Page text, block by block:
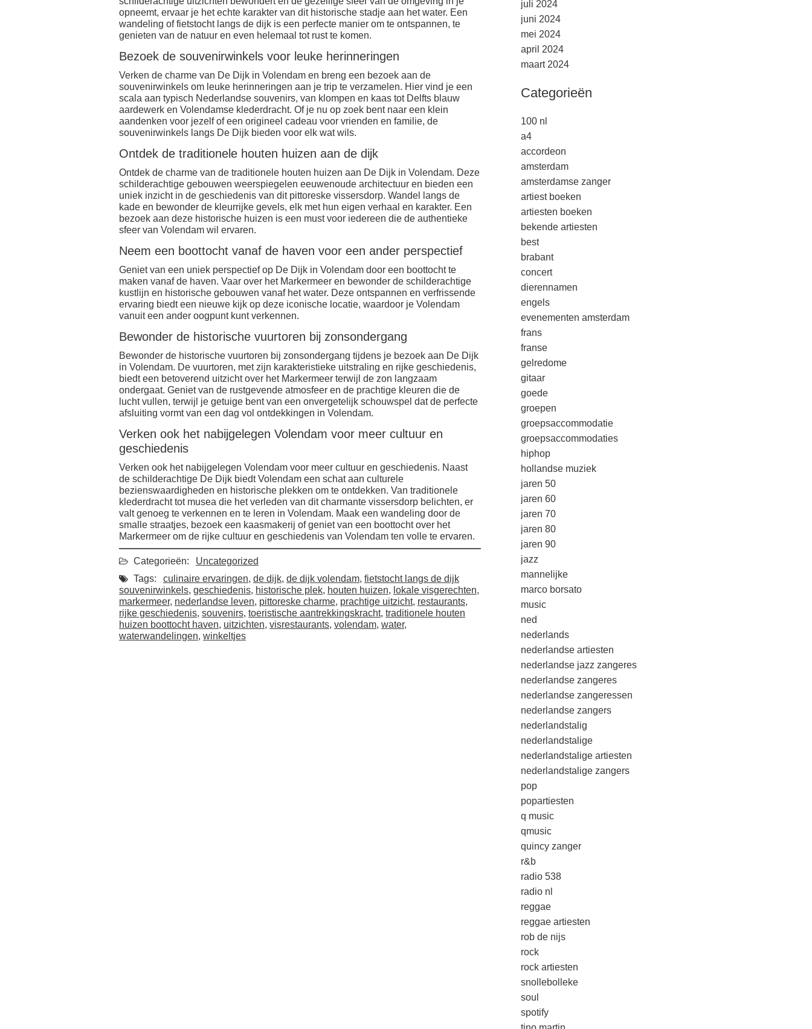
opneemt, ervaar je het echte karakter van dit historische stadje aan het water. Een
wandeling of fietstocht langs de dijk is een perfecte manier om te ontspannen, te
genieten van de natuur en even helemaal tot rust te komen.
Bezoek de souvenirwinkels voor leuke herinneringen
Verken de charme van De Dijk in Volendam en breng een bezoek aan de
souvenirwinkels om leuke herinneringen aan je trip te verzamelen. Hier vind je een
scala aan typisch Nederlandse souvenirs, van klompen en kaas tot Delfts blauw
aardewerk en Volendamse klederdracht. Of je nu op zoek bent naar een klein
aandenken voor jezelf of een origineel cadeau voor vrienden en familie, de
souvenirwinkels langs De Dijk bieden voor elk wat wils.
Ontdek de traditionele houten huizen aan de dijk
Ontdek de charme van de traditionele houten huizen aan De Dijk in Volendam. Deze
schilderachtige gebouwen weerspiegelen eeuwenoude architectuur en bieden een
uniek inzicht in de geschiedenis van dit pittoreske vissersdorp. Wandel langs de
kade en bewonder de kleurrijke gevels, elk met hun eigen verhaal en karakter. Een
bezoek aan deze historische huizen is een must voor iedereen die de authentieke
sfeer van Volendam wil ervaren.
Neem een boottocht vanaf de haven voor een ander perspectief
Geniet van een uniek perspectief op De Dijk in Volendam door een boottocht te
maken vanaf de haven. Vaar over het Markermeer en bewonder de schilderachtige
kustlijn en historische gebouwen vanaf het water. Deze ontspannen en verfrissende
ervaring biedt een nieuwe kijk op deze iconische locatie, waardoor je Volendam
vanuit een ander oogpunt kunt verkennen.
Bewonder de historische vuurtoren bij zonsondergang
Bewonder de historische vuurtoren bij zonsondergang tijdens je bezoek aan De Dijk
in Volendam. De vuurtoren, met zijn karakteristieke uitstraling en rijke geschiedenis,
biedt een betoverend uitzicht over het Markermeer terwijl de zon langzaam
ondergaat. Geniet van de rustgevende atmosfeer en de prachtige kleuren die de
lucht vullen, terwijl je getuige bent van een onvergetelijk schouwspel dat de perfecte
afsluiting vormt van een dag vol ontdekkingen in Volendam.
Verken ook het nabijgelegen Volendam voor meer cultuur en
geschiedenis
Verken ook het nabijgelegen Volendam voor meer cultuur en geschiedenis. Naast
de schilderachtige De Dijk biedt Volendam een schat aan culturele
bezienswaardigheden en historische plekken om te ontdekken. Van traditionele
klederdracht tot musea die het verleden van dit charmante vissersdorp belichten, er
valt genoeg te verkennen en te leren in Volendam. Maak een wandeling door de
smalle straatjes, bezoek een kaasmakerij of geniet van een boottocht over het
Markermeer om de rijke cultuur en geschiedenis van Volendam ten volle te ervaren.
Categorieën:
Uncategorized
Tags:
culinaire ervaringen, de dijk, de dijk volendam, fietstocht langs de dijk
souvenirwinkels, geschiedenis, historische plek, houten huizen, lokale visgerechten,
markermeer, nederlandse leven, pittoreske charme, prachtige uitzicht, restaurants,
rijke geschiedenis, souvenirs, toeristische aantrekkingskracht, traditionele houten
huizen boottocht haven, uitzichten, visrestaurants, volendam, water,
waterwandelingen, winkeltjes
juli 2024
juni 2024
mei 2024
april 2024
maart 2024
Categorieën
100 nl
a4
accordeon
amsterdam
amsterdamse zanger
artiest boeken
artiesten boeken
bekende artiesten
best
brabant
concert
dierennamen
engels
evenementen amsterdam
frans
franse
gelredome
gitaar
goede
groepen
groepsaccommodatie
groepsaccommodaties
hiphop
hollandse muziek
jaren 50
jaren 60
jaren 70
jaren 80
jaren 90
jazz
mannelijke
marco borsato
music
ned
nederlands
nederlandse artiesten
nederlandse jazz zangeres
nederlandse zangeres
nederlandse zangeressen
nederlandse zangers
nederlandstalig
nederlandstalige
nederlandstalige artiesten
nederlandstalige zangers
pop
popartiesten
q music
qmusic
quincy zanger
r&b
radio 538
radio nl
reggae
reggae artiesten
rob de nijs
rock
rock artiesten
snollebolleke
soul
spotify